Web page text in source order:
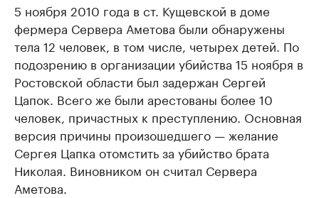
5 ноября 2010 года в ст. Кущевской в доме
фермера Сервера Аметова были обнаружены
тела 12 человек, в том числе, четырех детей. По
подозрению в организации убийства 15 ноября в
Ростовской области был задержан Сергей
Цапок. Всего же были арестованы более 10
человек, причастных к преступлению. Основная
версия причины произошедшего — желание
Сергея Цапка отомстить за убийство брата
Николая. Виновником он считал Сервера
Аметова.